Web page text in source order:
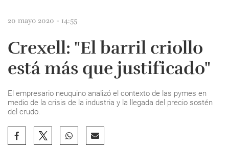
20 mayo 2020 - 14:55
Crexell: "El barril criollo
está más que justificado"
El empresario neuquino analizó el contexto de las pymes en
medio de la crisis de la industria y la llegada del precio sostén
del crudo.